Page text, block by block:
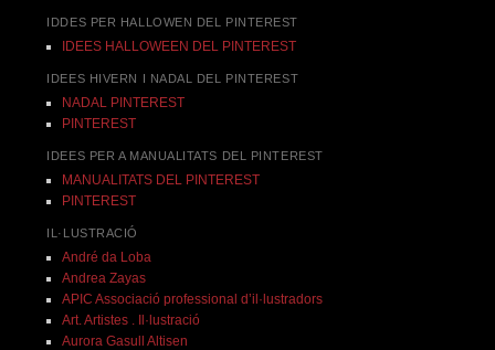
IDDES PER HALLOWEN DEL PINTEREST
IDEES HALLOWEEN DEL PINTEREST
IDEES HIVERN I NADAL DEL PINTEREST
NADAL PINTEREST
PINTEREST
IDEES PER A MANUALITATS DEL PINTEREST
MANUALITATS DEL PINTEREST
PINTEREST
IL·LUSTRACIÓ
André da Loba
Andrea Zayas
APIC Associació professional d’il·lustradors
Art. Artistes . Il·lustració
Aurora Gasull Altisen